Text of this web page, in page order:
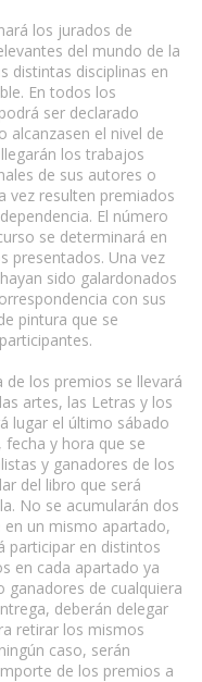
los jurados de
del mundo de la
distintas disciplinas en
En todos los
ser declarado
alcanzasen el nivel de
los trabajos
de sus autores o
vez resulten premiados
El número
se determinará en
presentados. Una vez
sido galardonados
con sus
pintura que se
de los premios se llevará
artes, las Letras y los
lugar el último sábado
y hora que se
y ganadores de los
del libro que será
No se acumularán dos
un mismo apartado,
participar en distintos
en cada apartado ya
ganadores de cualquiera
deberán delegar
retirar los mismos
caso, serán
de los premios a